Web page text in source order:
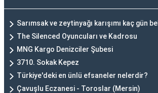
Sarımsak ve zeytinyağı karışımı kaç gün
The Silenced Oyuncuları ve Kadrosu
MNG Kargo Denizciler Şubesi
3710. Sokak Kepez
Türkiye'deki en ünlü efsaneler nelerdir?
Çavuşlu Eczanesi - Toroslar (Mersin)